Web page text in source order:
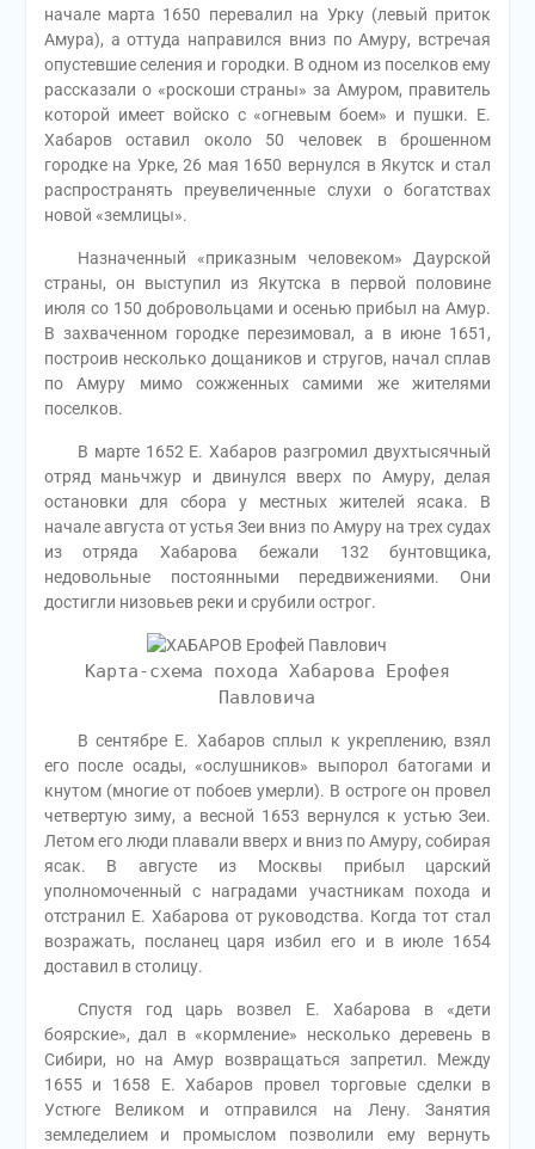
начале марта 1650 перевалил на Урку (левый приток
Амура), а оттуда направился вниз по Амуру, встречая
опустевшие селения и городки. В одном из поселков ему
рассказали о «роскоши страны» за Амуром, правитель
которой имеет войско с «огневым боем» и пушки. Е.
Хабаров оставил около 50 человек в брошенном
городке на Урке, 26 мая 1650 вернулся в Якутск и стал
распространять преувеличенные слухи о богатствах
новой «землицы».
Назначенный «приказным человеком» Даурской
страны, он выступил из Якутска в первой половине
июля со 150 добровольцами и осенью прибыл на Амур.
В захваченном городке перезимовал, а в июне 1651,
построив несколько дощаников и стругов, начал сплав
по Амуру мимо сожженных самими же жителями
поселков.
В марте 1652 Е. Хабаров разгромил двухтысячный
отряд маньчжур и двинулся вверх по Амуру, делая
остановки для сбора у местных жителей ясака. В
начале августа от устья Зеи вниз по Амуру на трех судах
из отряда Хабарова бежали 132 бунтовщика,
недовольные постоянными передвижениями. Они
достигли низовьев реки и срубили острог.
Карта-схема похода Хабарова Ерофея
Павловича
В сентябре Е. Хабаров сплыл к укреплению, взял
его после осады, «ослушников» выпорол батогами и
кнутом (многие от побоев умерли). В остроге он провел
четвертую зиму, а весной 1653 вернулся к устью Зеи.
Летом его люди плавали вверх и вниз по Амуру, собирая
ясак. В августе из Москвы прибыл царский
уполномоченный с наградами участникам похода и
отстранил Е. Хабарова от руководства. Когда тот стал
возражать, посланец царя избил его и в июле 1654
доставил в столицу.
Спустя год царь возвел Е. Хабарова в «дети
боярские», дал в «кормление» несколько деревень в
Сибири, но на Амур возвращаться запретил. Между
1655 и 1658 Е. Хабаров провел торговые сделки в
Устюге Великом и отправился на Лену. Занятия
земледелием и промыслом позволили ему вернуть